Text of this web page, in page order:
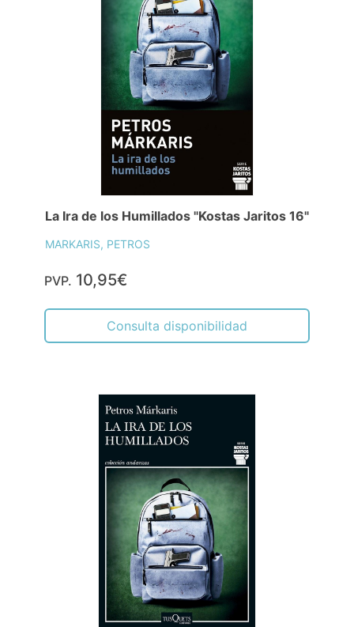
La Ira de los Humillados "Kostas Jaritos 16"
MARKARIS, PETROS
PVP. 10,95€
Consulta disponibilidad